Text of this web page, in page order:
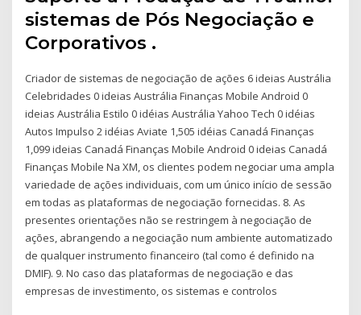
sistemas de Pós Negociação e
Corporativos .
Criador de sistemas de negociação de ações 6 ideias Austrália
Celebridades 0 ideias Austrália Finanças Mobile Android 0
ideias Austrália Estilo 0 idéias Austrália Yahoo Tech 0 idéias
Autos Impulso 2 idéias Aviate 1,505 idéias Canadá Finanças
1,099 ideias Canadá Finanças Mobile Android 0 ideias Canadá
Finanças Mobile Na XM, os clientes podem negociar uma ampla
variedade de ações individuais, com um único início de sessão
em todas as plataformas de negociação fornecidas. 8. As
presentes orientações não se restringem à negociação de
ações, abrangendo a negociação num ambiente automatizado
de qualquer instrumento financeiro (tal como é definido na
DMIF). 9. No caso das plataformas de negociação e das
empresas de investimento, os sistemas e controlos